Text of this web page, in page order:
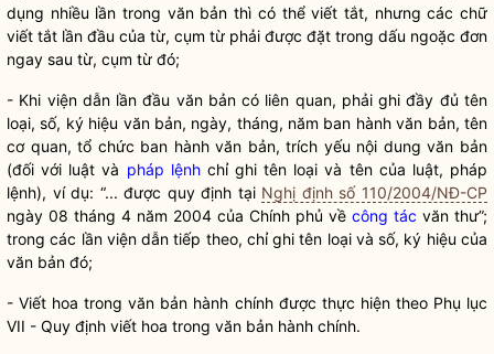
dụng nhiều lần trong văn bản thì có thể viết tắt, nhưng các chữ
viết tắt lần đầu của từ, cụm từ phải được đặt trong dấu ngoặc đơn
ngay sau từ, cụm từ đó;
- Khi viện dẫn lần đầu văn bản có liên quan, phải ghi đầy đủ tên
loại, số, ký hiệu văn bản, ngày, tháng, năm ban hành văn bản, tên
cơ quan, tổ chức ban hành văn bản, trích yếu nội dung văn bản
(đối với luật và pháp lệnhchỉ ghi tên loại và tên của luật, pháp
lệnh), ví dụ: “... được quy định tại Nghị định số 110/2004/NĐ-CP
ngày 08 tháng 4 năm 2004 của Chính phủ về công tác văn thư”;
trong các lần viện dẫn tiếp theo, chỉ ghi tên loại và số, ký hiệu của
văn bản đó;
- Viết hoa trong văn bản hành chính được thực hiện theo Phụ lục
VII - Quy định viết hoa trong văn bản hành chính.